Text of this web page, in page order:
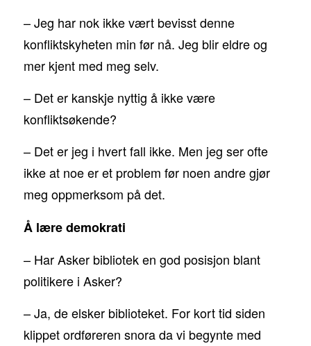
– Jeg har nok ikke vært bevisst denne
konfliktskyheten min før nå. Jeg blir eldre og
mer kjent med meg selv.
– Det er kanskje nyttig å ikke være
konfliktsøkende?
– Det er jeg i hvert fall ikke. Men jeg ser ofte
ikke at noe er et problem før noen andre gjør
meg oppmerksom på det.
Å lære demokrati
– Har Asker bibliotek en god posisjon blant
politikere i Asker?
– Ja, de elsker biblioteket. For kort tid siden
klippet ordføreren snora da vi begynte med